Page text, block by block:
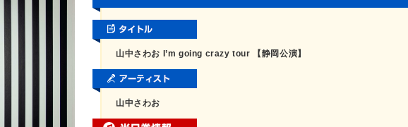
山中さわお I’m going crazy tour 【静岡公演】
山中さわお